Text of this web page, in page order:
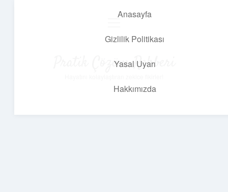
Anasayfa
Gizlilik Politikası
Yasal Uyarı
Hakkımızda
Pratik Çözüm Rehberi